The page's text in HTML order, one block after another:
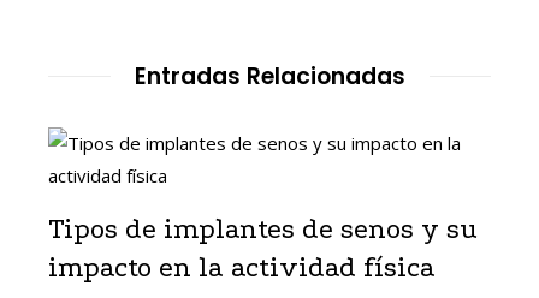
Entradas Relacionadas
Tipos de implantes de senos y su
impacto en la actividad física